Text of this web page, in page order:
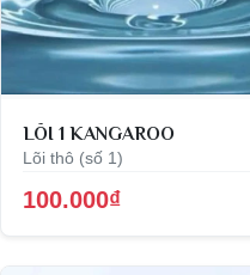
LÕI 1 KANGAROO
Lõi thô (số 1)
100.000₫